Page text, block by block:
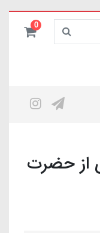
0
از حضرت